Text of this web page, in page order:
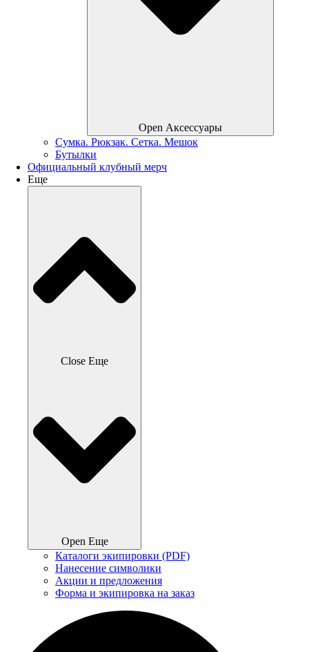
Open Аксессуары
Сумка. Рюкзак. Сетка. Мешок
Бутылки
Официальный клубный мерч
Еще
Close Еще
Open Еще
Каталоги экипировки (PDF)
Нанесение символики
Акции и предложения
Форма и экипировка на заказ